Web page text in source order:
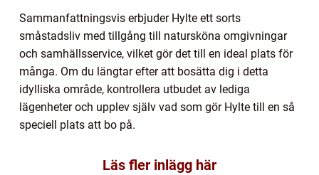
Sammanfattningsvis erbjuder Hylte ett sorts
småstadsliv med tillgång till natursköna omgivningar
och samhällsservice, vilket gör det till en ideal plats för
många. Om du längtar efter att bosätta dig i detta
idylliska område, kontrollera utbudet av lediga
lägenheter och upplev själv vad som gör Hylte till en så
speciell plats att bo på.
Läs fler inlägg här